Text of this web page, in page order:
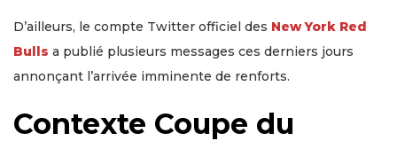
D’ailleurs, le compte Twitter officiel des New York Red
Bulls a publié plusieurs messages ces derniers jours
annonçant l’arrivée imminente de renforts.
Contexte Coupe du